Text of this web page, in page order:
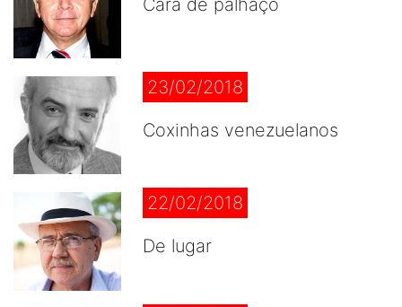
23/02/2018
Coxinhas venezuelanos
22/02/2018
De lugar